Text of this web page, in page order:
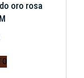
oro rosa